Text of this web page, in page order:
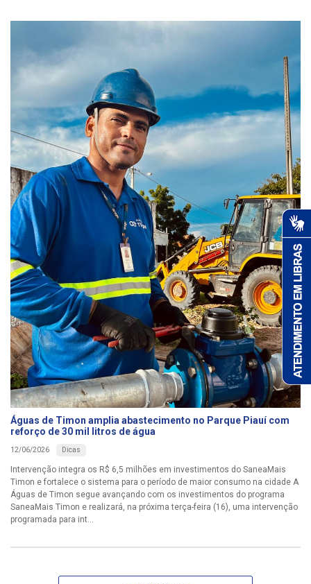
Águas de Timon amplia abastecimento no Parque Piauí com
reforço de 30 mil litros de água
12/06/2026 Dicas
Intervenção integra os R$ 6,5 milhões em investimentos do SaneaMais
Timon e fortalece o sistema para o período de maior consumo na cidade A
Águas de Timon segue avançando com os investimentos do programa
SaneaMais Timon e realizará, na próxima terça-feira (16), uma intervenção
programada para int...